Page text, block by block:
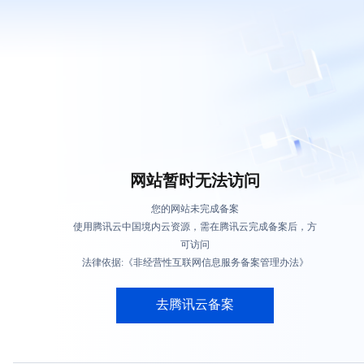
网站暂时无法访问
您的网站未完成备案
使用腾讯云中国境内云资源，需在腾讯云完成备案后，方
可访问
法律依据:《非经营性互联网信息服务备案管理办法》
去腾讯云备案